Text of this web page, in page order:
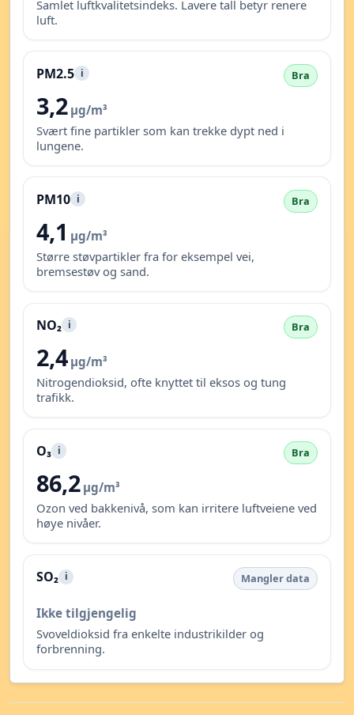
Samlet luftkvalitetsindeks. Lavere tall betyr renere
luft.
PM2.5 i Bra
3,2 µg/m³
Svært fine partikler som kan trekke dypt ned i
lungene.
PM10 i Bra
4,1 µg/m³
Større støvpartikler fra for eksempel vei,
bremsestøv og sand.
NO₂ i Bra
2,4 µg/m³
Nitrogendioksid, ofte knyttet til eksos og tung
trafikk.
O₃ i Bra
86,2 µg/m³
Ozon ved bakkenivå, som kan irritere luftveiene ved
høye nivåer.
SO₂ i Mangler data
Ikke tilgjengelig
Svoveldioksid fra enkelte industrikilder og
forbrenning.